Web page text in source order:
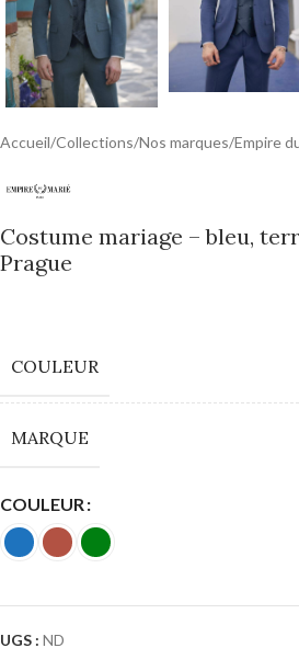
Accueil/Collections/Nos marques/Empire
Costume mariage – bleu,
Prague
COULEUR
MARQUE
COULEUR
UGS : ND